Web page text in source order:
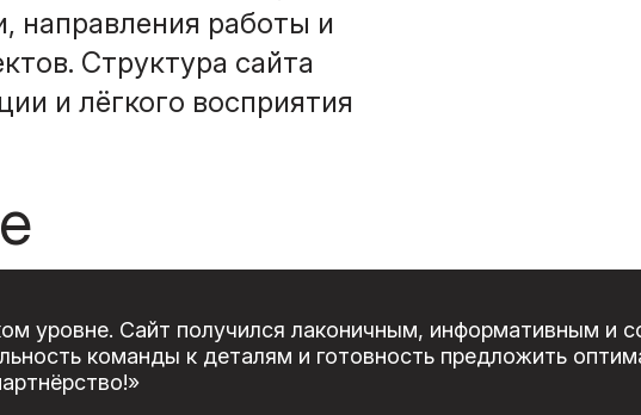
работы и
Структура сайта
и лёгкого восприятия
уровне. Сайт получился лаконичным, информативным и
команды к деталям и готовность предложить